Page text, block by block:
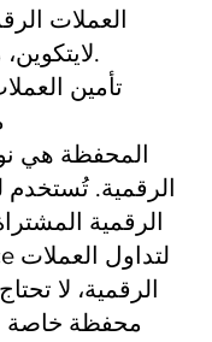
العملات
لايتكوين، مونيرو، وستيلار.
تأمين
المحفظة هي
الرقمية. تُستخدم
الرقمية
الرقمية، لا
محفظة خاصة